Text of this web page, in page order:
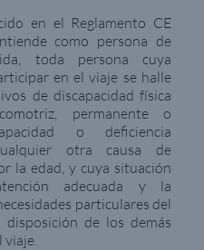
en el Reglamento CE
como persona de
toda persona cuya
en el viaje se halle
de discapacidad física
permanente o
o deficiencia
otra causa de
la edad, y cuya situación
adecuada y la
particulares del
de los demás
viaje.